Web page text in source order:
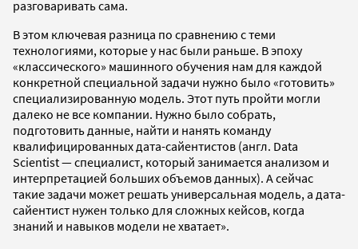
разговаривать сама.
В этом ключевая разница по сравнению с теми
технологиями, которые у нас были раньше. В эпоху
«классического» машинного обучения нам для каждой
конкретной специальной задачи нужно было «готовить»
специализированную модель. Этот путь пройти могли
далеко не все компании. Нужно было собрать,
подготовить данные, найти и нанять команду
квалифицированных дата-сайентистов (англ. Data
Scientist — специалист, который занимается анализом и
интерпретацией больших объемов данных). А сейчас
такие задачи может решать универсальная модель, а дата-
сайентист нужен только для сложных кейсов, когда
знаний и навыков модели не хватает».